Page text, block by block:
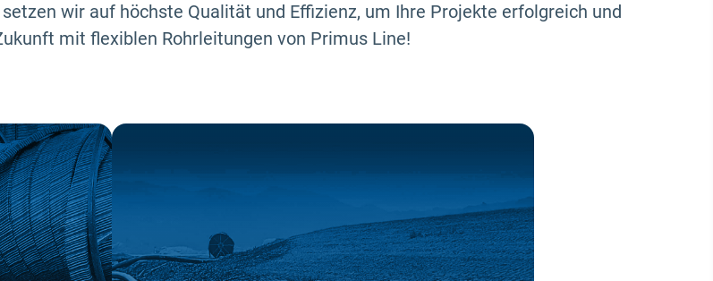
wir auf höchste Qualität und Effizienz, um Ihre Projekte erfolgreich und
mit flexiblen Rohrleitungen von Primus Line!